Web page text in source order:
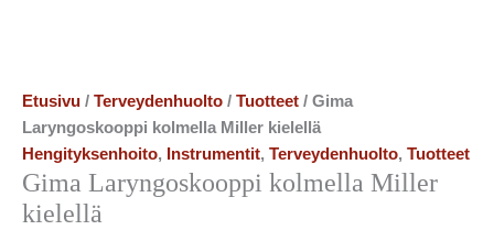
Etusivu / Terveydenhuolto / Tuotteet / Gima
Laryngoskooppi kolmella Miller kielellä
Hengityksenhoito, Instrumentit, Terveydenhuolto, Tuotteet
Gima Laryngoskooppi kolmella Miller
kielellä